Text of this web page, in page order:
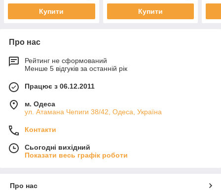
Купити Купити
Про нас
Рейтинг не сформований
Менше 5 відгуків за останній рік
Працює з 06.12.2011
м. Одеса
ул. Атамана Чепиги 38/42, Одеса, Україна
Контакти
Сьогодні вихідний
Показати весь графік роботи
Про нас